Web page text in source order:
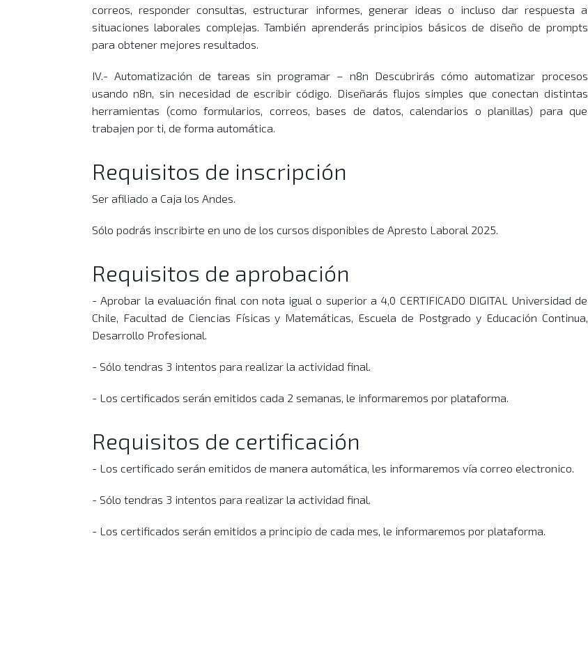
correos, responder consultas, estructurar informes, generar ideas o incluso dar respuesta a
situaciones laborales complejas. También aprenderás principios básicos de diseño de prompts
para obtener mejores resultados.
IV.- Automatización de tareas sin programar – n8n Descubrirás cómo automatizar procesos
usando n8n, sin necesidad de escribir código. Diseñarás flujos simples que conectan distintas
herramientas (como formularios, correos, bases de datos, calendarios o planillas) para que
trabajen por ti, de forma automática.
Requisitos de inscripción
Ser afiliado a Caja los Andes.
Sólo podrás inscribirte en uno de los cursos disponibles de Apresto Laboral 2025.
Requisitos de aprobación
- Aprobar la evaluación final con nota igual o superior a 4,0 CERTIFICADO DIGITAL Universidad de
Chile, Facultad de Ciencias Físicas y Matemáticas, Escuela de Postgrado y Educación Continua,
Desarrollo Profesional.
- Sólo tendras 3 intentos para realizar la actividad final.
- Los certificados serán emitidos cada 2 semanas, le informaremos por plataforma.
Requisitos de certificación
- Los certificado serán emitidos de manera automática, les informaremos vía correo electronico.
- Sólo tendras 3 intentos para realizar la actividad final.
- Los certificados serán emitidos a principio de cada mes, le informaremos por plataforma.